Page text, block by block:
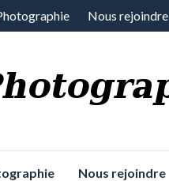
Nous rejoindre
Nous rejoindre